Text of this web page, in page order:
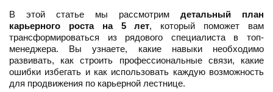
В этой статье мы рассмотрим детальный план
карьерного роста на 5 лет, который поможет вам
трансформироваться из рядового специалиста в топ-
менеджера. Вы узнаете, какие навыки необходимо
развивать, как строить профессиональные связи, какие
ошибки избегать и как использовать каждую возможность
для продвижения по карьерной лестнице.